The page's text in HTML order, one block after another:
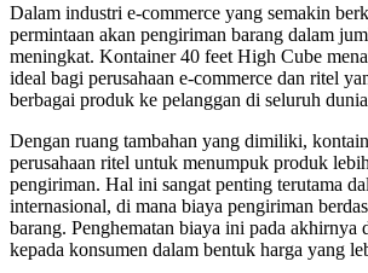
Dalam industri e-commerce yang semakin
permintaan akan pengiriman barang dalam
meningkat. Kontainer 40 feet High Cube
ideal bagi perusahaan e-commerce dan ritel
berbagai produk ke pelanggan di seluruh
Dengan ruang tambahan yang dimiliki,
perusahaan ritel untuk menumpuk produk
pengiriman. Hal ini sangat penting terutama
internasional, di mana biaya pengiriman
barang. Penghematan biaya ini pada akhirnya
kepada konsumen dalam bentuk harga yang